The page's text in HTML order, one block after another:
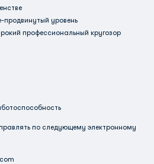
продвинутый уровень
профессиональный кругозор
по следующему электронному